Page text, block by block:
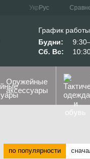
Укр Рус
График
Будни:
Сб. Вс:
Оружейные
аксессуары
по популярности